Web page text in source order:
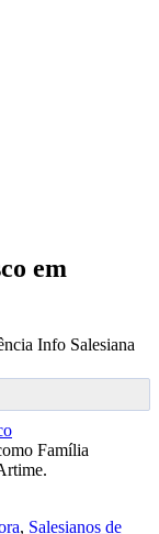
em
Info Salesiana
Família
, Salesianos de